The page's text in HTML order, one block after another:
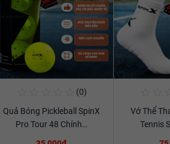
Xem chi tiết
(0)
Quả Bóng Pickleball SpinX
Pro Tour 48 Chính…
Vớ Thể
Tennis